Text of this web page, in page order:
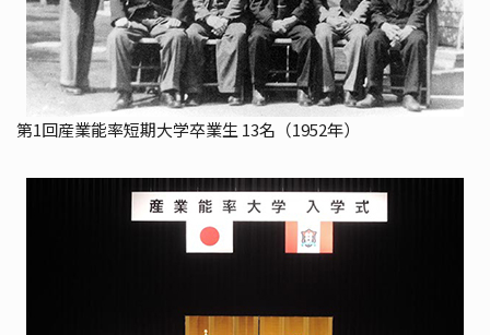
第1回産業能率短期大学卒業生 13名（1952年）